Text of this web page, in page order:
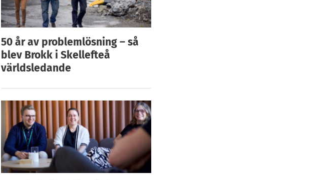
50 år av problemlösning – så
blev Brokk i Skellefteå
världsledande